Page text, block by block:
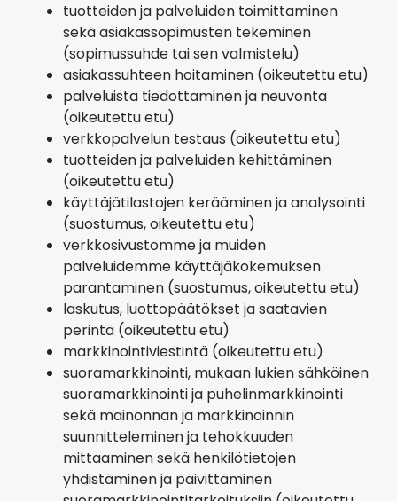
tuotteiden ja palveluiden toimittaminen
sekä asiakassopimusten tekeminen
(sopimussuhde tai sen valmistelu)
asiakassuhteen hoitaminen (oikeutettu etu)
palveluista tiedottaminen ja neuvonta
(oikeutettu etu)
verkkopalvelun testaus (oikeutettu etu)
tuotteiden ja palveluiden kehittäminen
(oikeutettu etu)
käyttäjätilastojen kerääminen ja analysointi
(suostumus, oikeutettu etu)
verkkosivustomme ja muiden
palveluidemme käyttäjäkokemuksen
parantaminen (suostumus, oikeutettu etu)
laskutus, luottopäätökset ja saatavien
perintä (oikeutettu etu)
markkinointiviestintä (oikeutettu etu)
suoramarkkinointi, mukaan lukien sähköinen
suoramarkkinointi ja puhelinmarkkinointi
sekä mainonnan ja markkinoinnin
suunnitteleminen ja tehokkuuden
mittaaminen sekä henkilötietojen
yhdistäminen ja päivittäminen